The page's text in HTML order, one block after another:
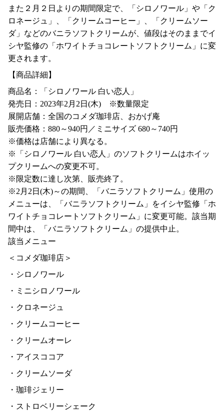
また２月２日よりの期間限定で、「シロノワール」や「ク
ロネージュ」、「クリームコーヒー」、「クリームソー
ダ」などのバニラソフトクリームが、値段はそのままでイ
シヤ監修の「ホワイトチョコレートソフトクリーム」に変
更されます。
【商品詳細】
商品名：「シロノワール 白い恋人」
発売日：2023年2月2日(木) ※数量限定
展開店舗：全国のコメダ珈琲店、おかげ庵
販売価格：880～940円／ミニサイズ 680～740円
※価格は店舗により異なる。
※「シロノワール 白い恋人」のソフトクリームはホイッ
プクリームへの変更不可。
※限定数に達し次第、販売終了。
※2月2日(木)～の期間、「バニラソフトクリーム」使用の
メニューは、「バニラソフトクリーム」をイシヤ監修「ホ
ワイトチョコレートソフトクリーム」に変更可能。該当期
間中は、「バニラソフトクリーム」の提供中止。
該当メニュー
＜コメダ珈琲店＞
・シロノワール
・ミニシロノワール
・クロネージュ
・クリームコーヒー
・クリームオーレ
・アイスココア
・クリームソーダ
・珈琲ジェリー
・ストロベリーシェーク